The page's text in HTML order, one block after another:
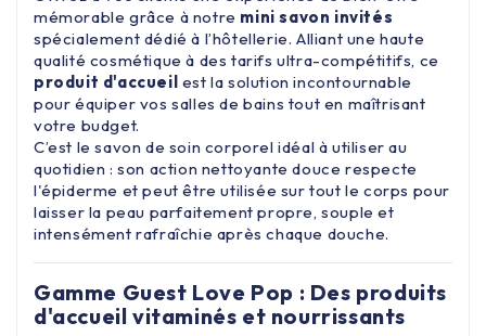
mémorable grâce à notre mini savon invités
spécialement dédié à l’hôtellerie. Alliant une haute
qualité cosmétique à des tarifs ultra-compétitifs, ce
produit d'accueil est la solution incontournable
pour équiper vos salles de bains tout en maîtrisant
votre budget.
C’est le savon de soin corporel idéal à utiliser au
quotidien : son action nettoyante douce respecte
l'épiderme et peut être utilisée sur tout le corps pour
laisser la peau parfaitement propre, souple et
intensément rafraîchie après chaque douche.
Gamme Guest Love Pop : Des produits
d'accueil vitaminés et nourrissants